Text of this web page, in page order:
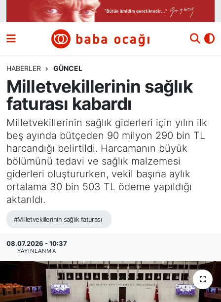
HABERLER GÜNCEL
Milletvekillerinin sağlık
faturası kabardı
Milletvekillerinin sağlık giderleri için yılın ilk
beş ayında bütçeden 90 milyon 290 bin TL
harcandığı belirtildi. Harcamanın büyük
bölümünü tedavi ve sağlık malzemesi
giderleri oluştururken, vekil başına aylık
ortalama 30 bin 503 TL ödeme yapıldığı
aktarıldı.
#Milletvekillerinin sağlık faturası
08.07.2026 - 10:37
YAYINLANMA
Siyaset
Ekonomi
Dünya
Kültür ve Sanat
Eğitim
Bilim ve Teknoloji
Nöbetçi Eczaneler
Hava Durumu
Namaz Vakitleri
Trafik Durumu
Süper Lig Puan Durumu ve Fikstür
Tüm Manşetler
Son Dakika Haberleri